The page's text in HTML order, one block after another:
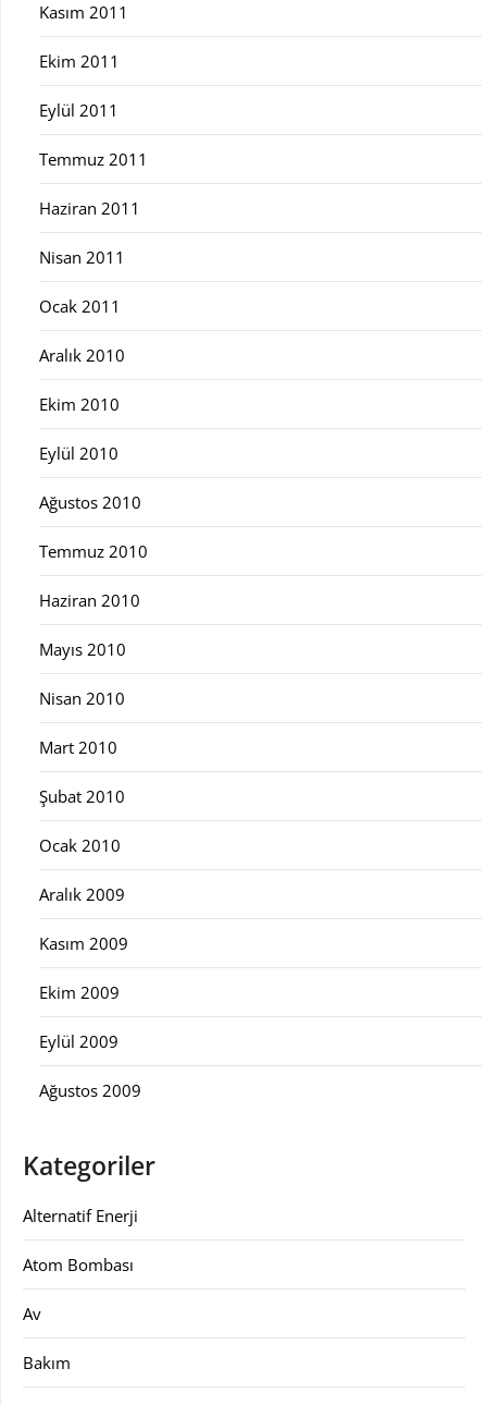
Kasım 2011
Ekim 2011
Eylül 2011
Temmuz 2011
Haziran 2011
Nisan 2011
Ocak 2011
Aralık 2010
Ekim 2010
Eylül 2010
Ağustos 2010
Temmuz 2010
Haziran 2010
Mayıs 2010
Nisan 2010
Mart 2010
Şubat 2010
Ocak 2010
Aralık 2009
Kasım 2009
Ekim 2009
Eylül 2009
Ağustos 2009
Kategoriler
Alternatif Enerji
Atom Bombası
Av
Bakım